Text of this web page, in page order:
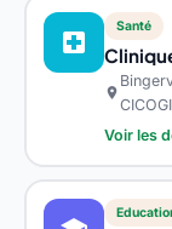
local_hospital
Santé
location_on
Voir les